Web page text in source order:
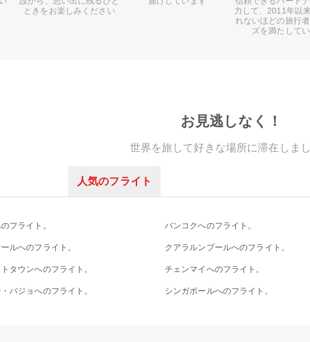
ときをお楽しみください
力して、2011年以
れないほどの旅行
ズを満たして
お見逃しなく！
世界を旅して好きな場所に滞在しま
人気のフライト
フライト。 バンコクへのフライト。
ルへのフライト。 クアラルンプールへのフライト。
タウンへのフライト。 チェンマイへのフライト。
バジョへのフライト。 シンガポールへのフライト。